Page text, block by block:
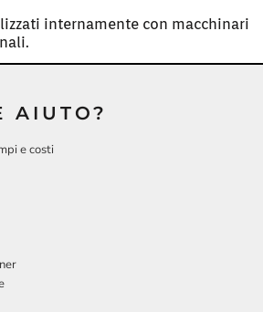
internamente con macchinari
AIUTO?
e costi